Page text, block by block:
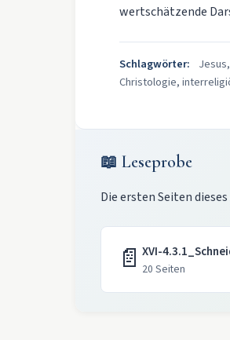
wertschätzende
Schlagwörter:
Christologie,
📖 Leseprobe
Die ersten Seiten
📄 XVI-
20 Seiten